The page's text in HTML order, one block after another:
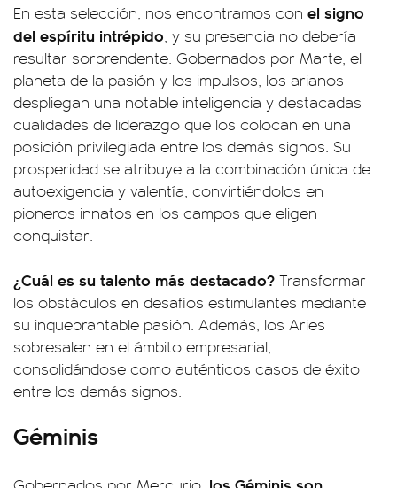
En esta selección, nos encontramos con el signo
del espíritu intrépido, y su presencia no debería
resultar sorprendente. Gobernados por Marte, el
planeta de la pasión y los impulsos, los arianos
despliegan una notable inteligencia y destacadas
cualidades de liderazgo que los colocan en una
posición privilegiada entre los demás signos. Su
prosperidad se atribuye a la combinación única de
autoexigencia y valentía, convirtiéndolos en
pioneros innatos en los campos que eligen
conquistar.
¿Cuál es su talento más destacado? Transformar
los obstáculos en desafíos estimulantes mediante
su inquebrantable pasión. Además, los Aries
sobresalen en el ámbito empresarial,
consolidándose como auténticos casos de éxito
entre los demás signos.
Géminis